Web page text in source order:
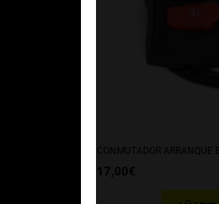
CONMUTADOR ARRANQUE
17,00€